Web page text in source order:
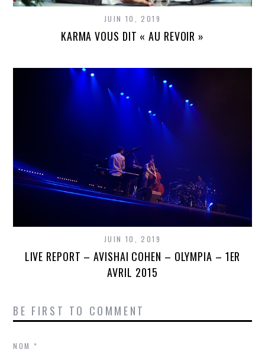
JUIN 10, 2019
KARMA VOUS DIT « AU REVOIR »
JUIN 10, 2019
LIVE REPORT – AVISHAI COHEN – OLYMPIA – 1ER
AVRIL 2015
BE FIRST TO COMMENT
NOM*